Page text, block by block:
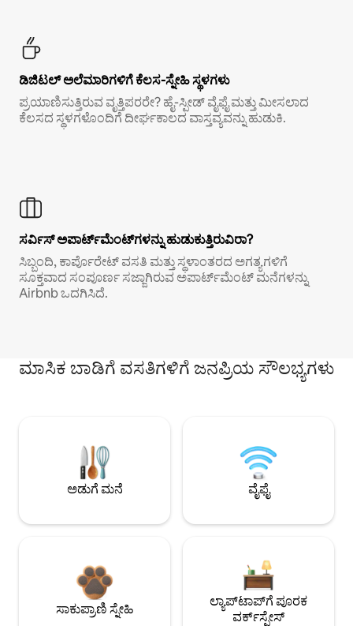
ಡಿಜಿಟಲ್ ಅಲೆಮಾರಿಗಳಿಗೆ ಕೆಲಸ-ಸ್ನೇಹಿ ಸ್ಥಳಗಳು
ಪ್ರಯಾಣಿಸುತ್ತಿರುವ ವೃತ್ತಿಪರರೇ? ಹೈ-ಸ್ಪೀಡ್ ವೈಫೈ ಮತ್ತು ಮೀಸಲಾದ
ಕೆಲಸದ ಸ್ಥಳಗಳೊಂದಿಗೆ ದೀರ್ಘಕಾಲದ ವಾಸ್ತವ್ಯವನ್ನು ಹುಡುಕಿ.
ಸರ್ವಿಸ್ ಅಪಾರ್ಟ್‌ಮೆಂಟ್‌ಗಳನ್ನು ಹುಡುಕುತ್ತಿರುವಿರಾ?
ಸಿಬ್ಬಂದಿ, ಕಾರ್ಪೊರೇಟ್ ವಸತಿ ಮತ್ತು ಸ್ಥಳಾಂತರದ ಅಗತ್ಯಗಳಿಗೆ
ಸೂಕ್ತವಾದ ಸಂಪೂರ್ಣ ಸಜ್ಜಾಗಿರುವ ಅಪಾರ್ಟ್‌ಮೆಂಟ್ ಮನೆಗಳನ್ನು
Airbnb ಒದಗಿಸಿದೆ.
ಮಾಸಿಕ ಬಾಡಿಗೆ ವಸತಿಗಳಿಗೆ ಜನಪ್ರಿಯ ಸೌಲಭ್ಯಗಳು
ಅಡುಗೆ ಮನೆ ವೈಫೈ
ಸಾಕುಪ್ರಾಣಿ ಸ್ನೇಹಿ
ಲ್ಯಾಪ್‌ಟಾಪ್‌ಗೆ ಪೂರಕ
ವರ್ಕ್‌ಸ್ಪೇಸ್